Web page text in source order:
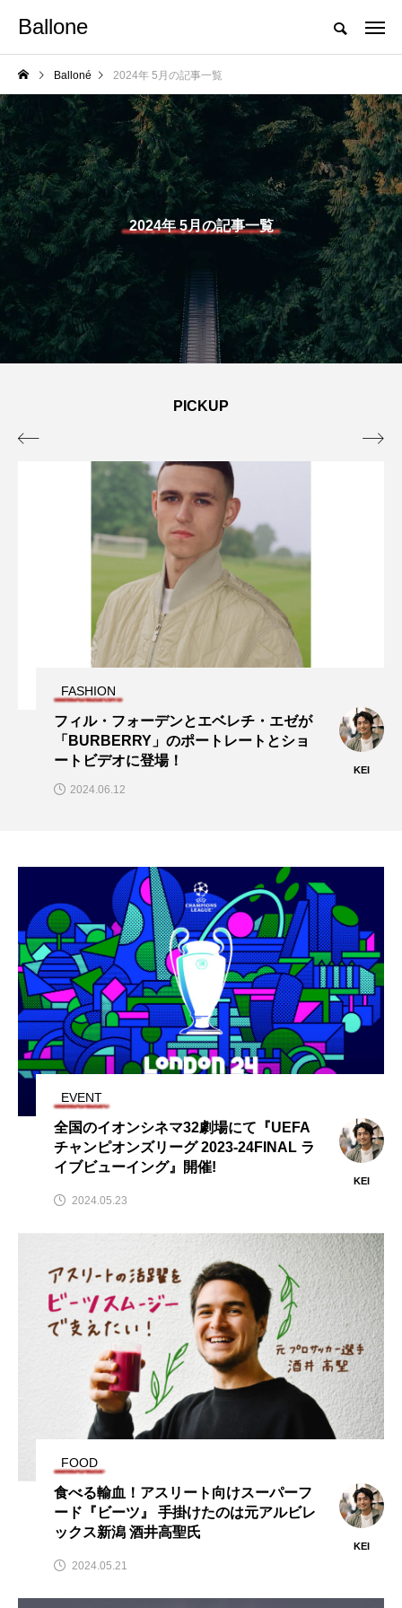
Ballone
Balloné 2024年 5月の記事一覧
2024年 5月の記事一覧
PICKUP
FASHION
フィル・フォーデンとエベレチ・エゼが
「BURBERRY」のポートレートとショ
ートビデオに登場！
KEI
2024.06.12
 
EVENT
全国のイオンシネマ32劇場にて『UEFA
チャンピオンズリーグ 2023-24FINAL ラ
イブビューイング』開催!
KEI
2024.05.23
FOOD
食べる輸血！アスリート向けスーパーフ
ード『ビーツ』 手掛けたのは元アルビレ
ックス新潟 酒井高聖氏
KEI
2024.05.21